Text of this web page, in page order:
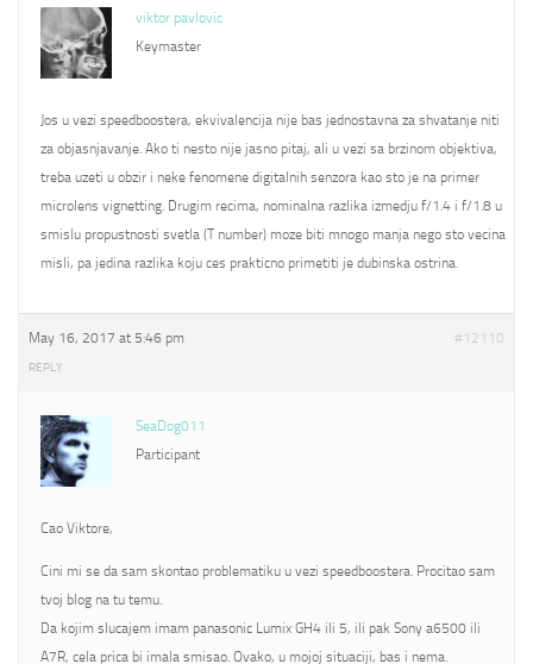
viktor pavlovic
Keymaster
Jos u vezi speedboostera, ekvivalencija nije bas jednostavna za shvatanje niti
za objasnjavanje. Ako ti nesto nije jasno pitaj, ali u vezi sa brzinom objektiva,
treba uzeti u obzir i neke fenomene digitalnih senzora kao sto je na primer
microlens vignetting. Drugim recima, nominalna razlika izmedju f/1.4 i f/1.8 u
smislu propustnosti svetla (T number) moze biti mnogo manja nego sto vecina
misli, pa jedina razlika koju ces prakticno primetiti je dubinska ostrina.
May 16, 2017 at 5:46 pm #12110
REPLY
SeaDog011
Participant
Cao Viktore,
Cini mi se da sam skontao problematiku u vezi speedboostera. Procitao sam
tvoj blog na tu temu.
Da kojim slucajem imam panasonic Lumix GH4 ili 5, ili pak Sony a6500 ili
A7R, cela prica bi imala smisao. Ovako, u mojoj situaciji, bas i nema.